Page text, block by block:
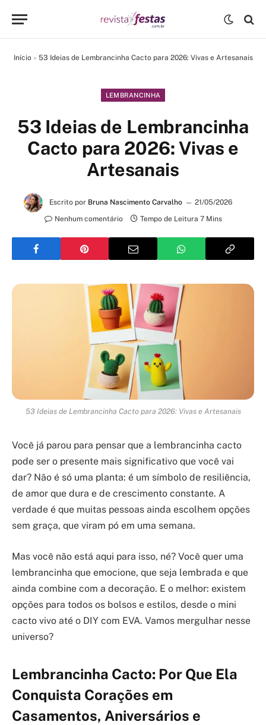
Início» 53 Ideias de Lembrancinha Cacto para 2026: Vivas e Artesanais
LEMBRANCINHA
53 Ideias de Lembrancinha
Cacto para 2026: Vivas e
Artesanais
Escrito por Bruna Nascimento Carvalho
21/05/2026
Nenhum comentário
Tempo de Leitura 7 Mins
53 Ideias de Lembrancinha Cacto para 2026: Vivas e Artesanais
Você já parou para pensar que a lembrancinha cacto
pode ser o presente mais significativo que você vai
dar? Não é só uma planta: é um símbolo de resiliência,
de amor que dura e de crescimento constante. A
verdade é que muitas pessoas ainda escolhem opções
sem graça, que viram pó em uma semana.
Mas você não está aqui para isso, né? Você quer uma
lembrancinha que emocione, que seja lembrada e que
ainda combine com a decoração. E o melhor: existem
opções para todos os bolsos e estilos, desde o mini
cacto vivo até o DIY com EVA. Vamos mergulhar nesse
universo?
Lembrancinha Cacto: Por Que Ela
Conquista Corações em
Casamentos, Aniversários e